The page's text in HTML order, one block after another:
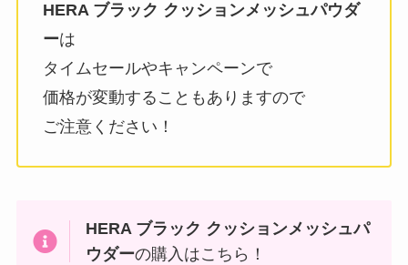
HERA ブラック クッションメッシュパウダ
ーは
タイムセールやキャンペーンで
価格が変動することもありますので
ご注意ください！
HERA ブラック クッションメッシュパ
ウダーの購入はこちら！